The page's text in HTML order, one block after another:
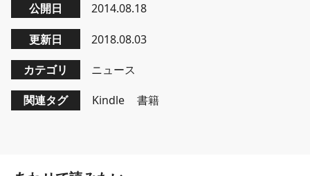
公開日 2014.08.18
更新日 2018.08.03
カテゴリ ニュース
関連タグ Kindle 書籍